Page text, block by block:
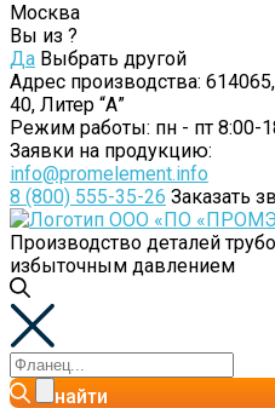
Москва
Вы из ?
Да Выбрать другой
Адрес производства:
40, Литер “А”
Режим работы: пн - пт 8:00-
Заявки на продукцию:
info@promelement.info
8 (800) 555-35-26 Заказать
Производство деталей
избыточным давлением
найти